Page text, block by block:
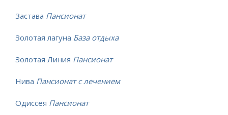
Застава Пансионат
Золотая лагуна База отдыха
Золотая Линия Пансионат
Нива Пансионат с лечением
Одиссея Пансионат